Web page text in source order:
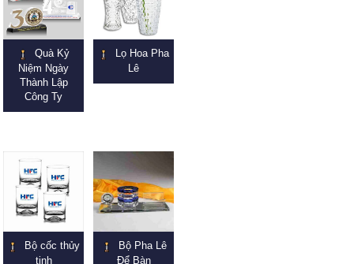
Quà Kỷ
Niệm Ngày
Thành Lập
Công Ty
Lọ Hoa Pha
Lê
Bộ cốc thủy
tinh
Bộ Pha Lê
Để Bàn